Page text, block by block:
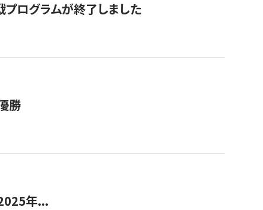
プログラムが終了しました
勝
年...